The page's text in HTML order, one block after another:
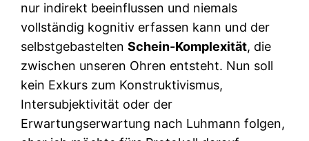
nur indirekt beeinflussen und niemals
vollständig kognitiv erfassen kann und der
selbstgebasteltenSchein-Komplexität, die
zwischen unseren Ohren entsteht. Nun soll
kein Exkurs zum Konstruktivismus,
Intersubjektivität oder der
Erwartungserwartung nach Luhmann folgen,